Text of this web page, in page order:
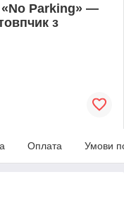
Parking» —
з
Оплата Умови